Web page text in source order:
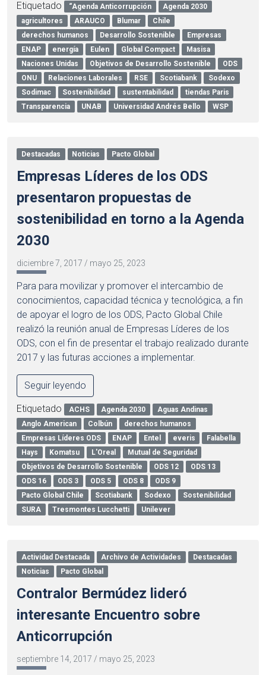
Etiquetado “Agenda Anticorrupción
Agenda 2030
agricultores
ARAUCO Blumar
Chile
derechos humanos
Desarrollo Sostenible
Empresas
ENAP
energía Eulen Global Compact
Masisa
Naciones Unidas
Objetivos de Desarrollo Sostenible
ODS
ONU
Relaciones Laborales RSE Scotiabank
Sodexo
Sodimac
Sostenibilidad sustentabilidad
tiendas Paris
Transparencia
UNAB Universidad Andrés Bello WSP
Destacadas Noticias Pacto Global
Empresas Líderes de los ODS
presentaron propuestas de
sostenibilidad en torno a la Agenda
2030
diciembre 7, 2017 / mayo 25, 2023
Para para movilizar y promover el intercambio de
conocimientos, capacidad técnica y tecnológica, a fin
de apoyar el logro de los ODS, Pacto Global Chile
realizó la reunión anual de Empresas Líderes de los
ODS, con el fin de presentar el trabajo realizado durante
2017 y las futuras acciones a implementar.
Seguir leyendo
Etiquetado ACHS Agenda 2030
Aguas Andinas
Anglo American
Colbún
derechos humanos
Empresas Líderes ODS
ENAP Entel everis
Falabella
Hays
Komatsu L'Oreal
Mutual de Seguridad
Objetivos de Desarrollo Sostenible
ODS 12
ODS 13
ODS 16
ODS 3 ODS 5 ODS 8
ODS 9
Pacto Global Chile
Scotiabank Sodexo
Sostenibilidad
SURA
Tresmontes Lucchetti Unilever
Actividad Destacada Archivo de Actividades
Destacadas
Noticias
Pacto Global
Contralor Bermúdez lideró
interesante Encuentro sobre
Anticorrupción
septiembre 14, 2017 / mayo 25, 2023